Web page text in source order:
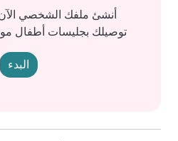
أنشئ ملفك الشخصي
توصيلك بجليسات أطفال
البدء